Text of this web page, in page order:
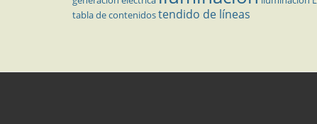
tabla de contenidostendido de líneas